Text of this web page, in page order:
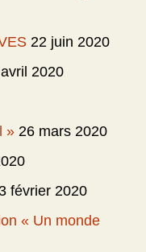
22 juin 2020
2020
» 26 mars 2020
février 2020
« Un monde